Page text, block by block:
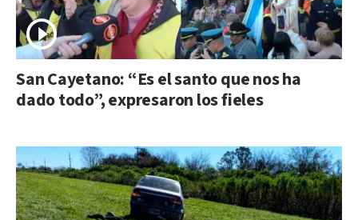
San Cayetano: “Es el santo que nos ha
dado todo”, expresaron los fieles